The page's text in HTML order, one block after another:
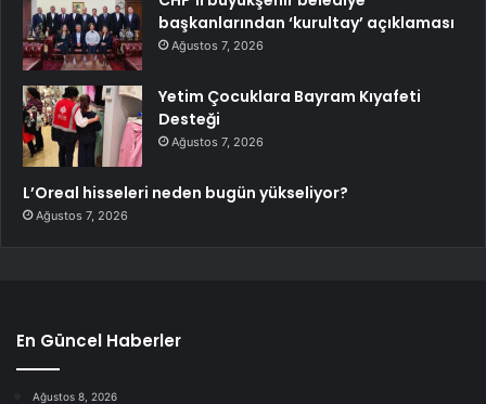
başkanlarından ‘kurultay’ açıklaması
Ağustos 7, 2026
Yetim Çocuklara Bayram Kıyafeti
Desteği
Ağustos 7, 2026
L’Oreal hisseleri neden bugün yükseliyor?
Ağustos 7, 2026
En Güncel Haberler
Ağustos 8, 2026